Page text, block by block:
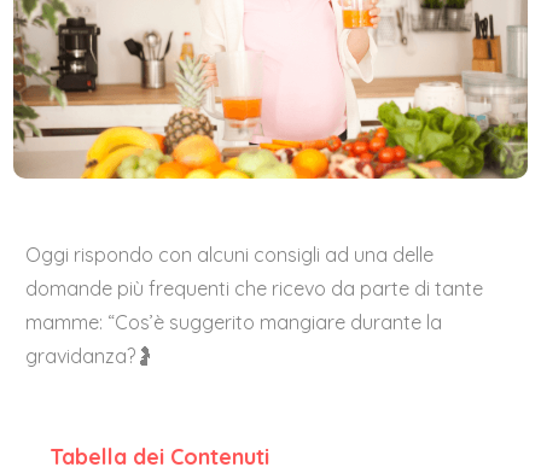
Oggi rispondo con alcuni consigli ad una delle
domande più frequenti che ricevo da parte di tante
mamme: “Cos’è suggerito mangiare durante la
gravidanza?🤰
Tabella dei Contenuti